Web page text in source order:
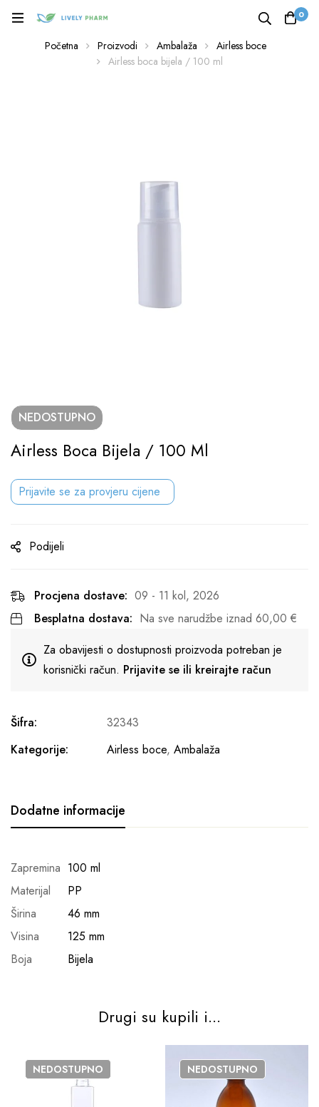
0
Početna Proizvodi Ambalaža
Airless boce
Airless boca bijela / 100 ml
NEDOSTUPNO
Airless Boca Bijela / 100 Ml
Prijavite se za provjeru cijene
Podijeli
Procjena dostave: 09 - 11 kol, 2026
Besplatna dostava: Na sve narudžbe iznad 60,00 €
Za obavijesti o dostupnosti proizvoda potreban je
korisnički račun. Prijavite se ili kreirajte račun
Šifra:
32343
Kategorije:
Airless boce, Ambalaža
Dodatne informacije
Zapremina 100 ml
Materijal
PP
Širina
46 mm
Visina
125 mm
Boja
Bijela
Drugi su kupili i...
NEDOSTUPNO NEDOSTUPNO